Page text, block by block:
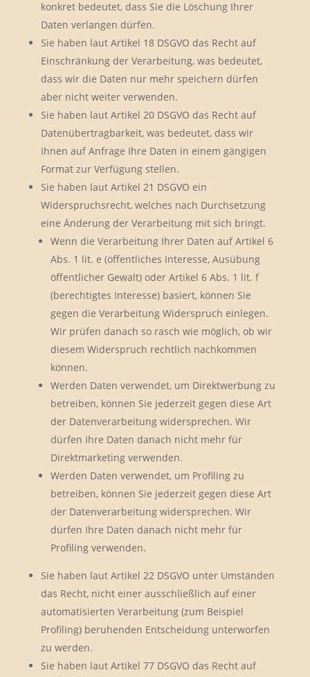
konkret bedeutet, dass Sie die Löschung Ihrer
Daten verlangen dürfen.
Sie haben laut Artikel 18 DSGVO das Recht auf
Einschränkung der Verarbeitung, was bedeutet,
dass wir die Daten nur mehr speichern dürfen
aber nicht weiter verwenden.
Sie haben laut Artikel 20 DSGVO das Recht auf
Datenübertragbarkeit, was bedeutet, dass wir
Ihnen auf Anfrage Ihre Daten in einem gängigen
Format zur Verfügung stellen.
Sie haben laut Artikel 21 DSGVO ein
Widerspruchsrecht, welches nach Durchsetzung
eine Änderung der Verarbeitung mit sich bringt.
Wenn die Verarbeitung Ihrer Daten auf Artikel 6
Abs. 1 lit. e (öffentliches Interesse, Ausübung
öffentlicher Gewalt) oder Artikel 6 Abs. 1 lit. f
(berechtigtes Interesse) basiert, können Sie
gegen die Verarbeitung Widerspruch einlegen.
Wir prüfen danach so rasch wie möglich, ob wir
diesem Widerspruch rechtlich nachkommen
können.
Werden Daten verwendet, um Direktwerbung zu
betreiben, können Sie jederzeit gegen diese Art
der Datenverarbeitung widersprechen. Wir
dürfen Ihre Daten danach nicht mehr für
Direktmarketing verwenden.
Werden Daten verwendet, um Profiling zu
betreiben, können Sie jederzeit gegen diese Art
der Datenverarbeitung widersprechen. Wir
dürfen Ihre Daten danach nicht mehr für
Profiling verwenden.
Sie haben laut Artikel 22 DSGVO unter Umständen
das Recht, nicht einer ausschließlich auf einer
automatisierten Verarbeitung (zum Beispiel
Profiling) beruhenden Entscheidung unterworfen
zu werden.
Sie haben laut Artikel 77 DSGVO das Recht auf